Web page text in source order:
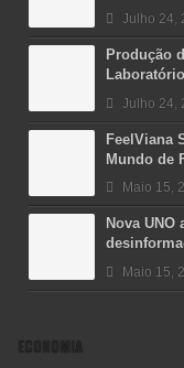
Julho 24,
Produção
Julho 24,
FeelViana
Mundo de
Maio 15,
Nova
Maio 15,
ECONOMIA